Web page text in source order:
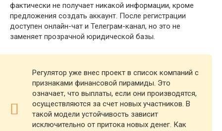
фактически не получает никакой информации, кроме
предложения создать аккаунт. После регистрации
доступен онлайн-чат и Телеграм-канал, но это не
заменяет прозрачной юридической базы.
Регулятор уже внес проект в список компаний с
признаками финансовой пирамиды. Это
означает, что выплаты, если они производятся,
осуществляются за счет новых участников. В
такой модели устойчивость зависит
исключительно от притока новых денег. Как